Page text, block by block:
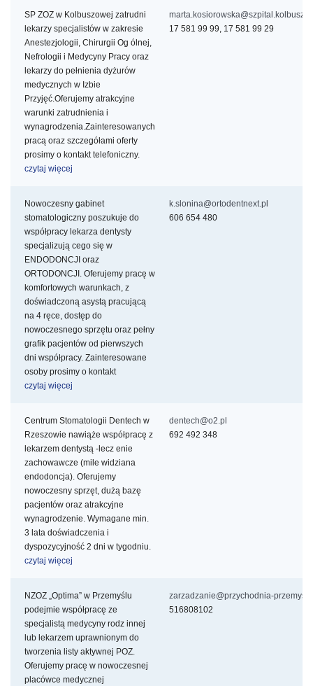
SP ZOZ w Kolbuszowej zatrudni
lekarzy specjalistów w zakresie
Anestezjologii, Chirurgii Og ólnej,
Nefrologii i Medycyny Pracy oraz
lekarzy do pełnienia dyżurów
medycznych w Izbie
Przyjęć.Oferujemy atrakcyjne
warunki zatrudnienia i
wynagrodzenia.Zainteresowanych
pracą oraz szczegółami oferty
prosimy o kontakt telefoniczny.
czytaj więcej
17 581 99 99, 17 581 99 29
Nowoczesny gabinet
stomatologiczny poszukuje do
współpracy lekarza dentysty
specjalizują cego się w
ENDODONCJI oraz
ORTODONCJI. Oferujemy pracę w
komfortowych warunkach, z
doświadczoną asystą pracującą
na 4 ręce, dostęp do
nowoczesnego sprzętu oraz pełny
grafik pacjentów od pierwszych
dni współpracy. Zainteresowane
osoby prosimy o kontakt
czytaj więcej
k.slonina@ortodentnext.pl
606 654 480
Centrum Stomatologii Dentech w
Rzeszowie nawiąże współpracę z
lekarzem dentystą -lecz enie
zachowawcze (mile widziana
endodoncja). Oferujemy
nowoczesny sprzęt, dużą bazę
pacjentów oraz atrakcyjne
wynagrodzenie. Wymagane min.
3 lata doświadczenia i
dyspozycyjność 2 dni w tygodniu.
czytaj więcej
dentech@o2.pl
692 492 348
NZOZ „Optima” w Przemyślu
podejmie współpracę ze
specjalistą medycyny rodz innej
lub lekarzem uprawnionym do
tworzenia listy aktywnej POZ.
Oferujemy pracę w nowoczesnej
placówce medycznej
zarzadzanie@przychodnia-
516808102